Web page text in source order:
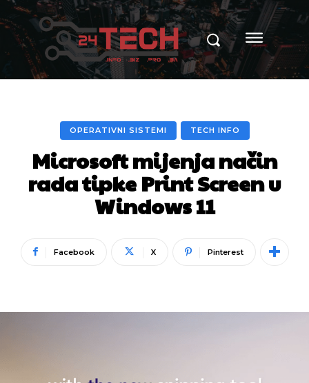
OPERATIVNI SISTEMI TECH INFO
Microsoft mijenja način
rada tipke Print Screen u
Windows 11
Facebook X Pinterest